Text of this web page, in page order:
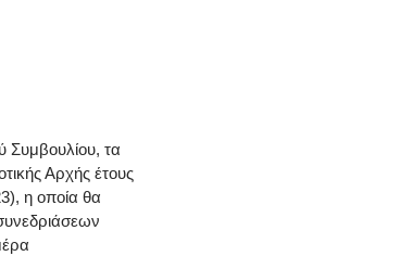
Συμβουλίου, τα
Αρχής έτους
η οποία θα